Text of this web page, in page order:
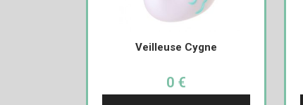
Veilleuse Cygne
0 €